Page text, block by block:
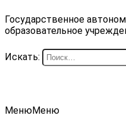
Государственное
образовательное
Искать:
МенюМеню